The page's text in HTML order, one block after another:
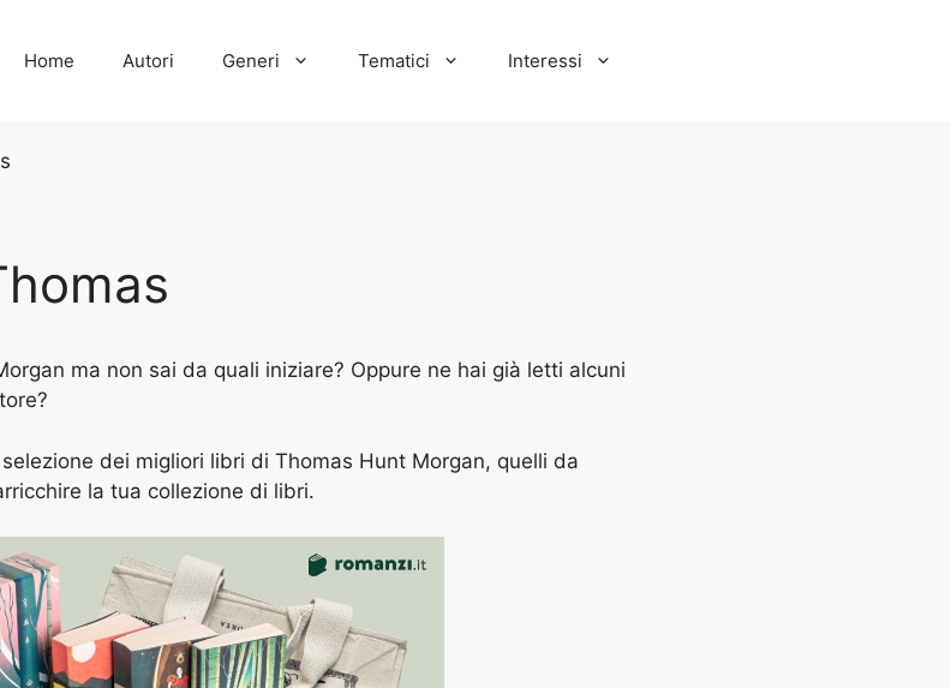
Home Autori Generi Tematici Interessi
ma non sai da quali iniziare? Oppure ne hai già letti alcuni
dei migliori libri di Thomas Hunt Morgan, quelli da
la tua collezione di libri.